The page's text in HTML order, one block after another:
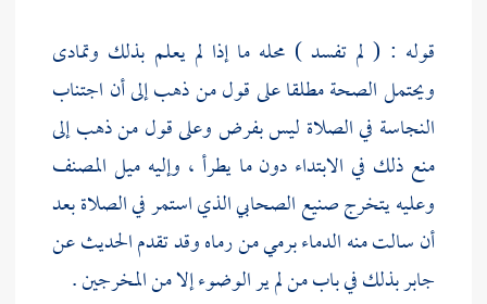
قوله : ( لم تفسد ) محله ما إذا لم يعلم بذلك وتمادى
ويحتمل الصحة مطلقا على قول من ذهب إلى أن اجتناب
النجاسة في الصلاة ليس بفرض وعلى قول من ذهب إلى
منع ذلك في الابتداء دون ما يطرأ ، وإليه ميل المصنف
وعليه يتخرج صنيع الصحابي الذي استمر في الصلاة بعد
أن سالت منه الدماء برمي من رماه وقد تقدم الحديث عن
جابربذلك في باب من لم ير الوضوء إلا من المخرجين .